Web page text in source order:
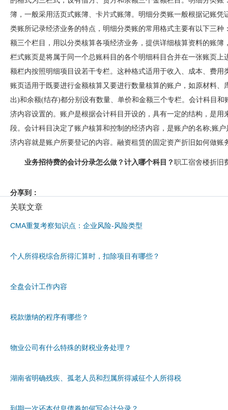
簿，一般采用活页式账簿、卡片式账簿。明细分类账一般根据记
类账所记录经济业务的特点，明细分类账的常用格式主要有以下三种：
额三个栏目，用以分类核算各项经济业务，提供详细核算资料的账簿
栏式账页是将属于同一个总账科目的各个明细科目合并在一张账页上进
额栏内按照明细项目设若干专栏。这种格式适用于收入、成本、费
账页适用于既要进行金额核算又要进行数量核算的账户，如原材料、
出)和余额(结存)都分别设有数量、单价和金额三个专栏。会计科
济内容设置的。账户是根据会计科目开设的，具有一定的结构，是
段。会计科目决定了账户核算和控制的经济内容，是账户的名称;账
济内容就是账户所要登记的内容。融资租赁的固定资产折旧如何做账务
业务招待费的会计分录怎么做？计入哪个科目？职工宿舍楼折旧
分享到：
关联文章
CMA重复考察知识点：企业风险-风险类型
个人所得税综合所得汇算时，扣除项目有哪些？
全盘会计工作内容
税款缴纳的程序有哪些？
物业公司有什么特殊的财税业务处理？
湖南省明确残疾、孤老人员和烈属所得减征个人所得税